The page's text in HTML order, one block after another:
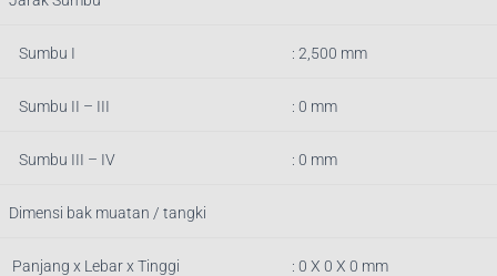
Sumbu I : 2,500 mm
Sumbu II – III : 0 mm
Sumbu III – IV : 0 mm
Dimensi bak muatan / tangki
Panjang x Lebar x Tinggi : 0 X 0 X 0 mm